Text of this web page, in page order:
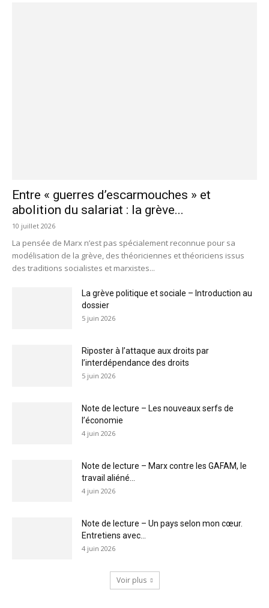
Entre « guerres d’escarmouches » et
abolition du salariat : la grève...
10 juillet 2026
La pensée de Marx n’est pas spécialement reconnue pour sa
modélisation de la grève, des théoriciennes et théoriciens issus
des traditions socialistes et marxistes...
La grève politique et sociale – Introduction au
dossier
5 juin 2026
Riposter à l’attaque aux droits par
l’interdépendance des droits
5 juin 2026
Note de lecture – Les nouveaux serfs de
l’économie
4 juin 2026
Note de lecture – Marx contre les GAFAM, le
travail aliéné...
4 juin 2026
Note de lecture – Un pays selon mon cœur.
Entretiens avec...
4 juin 2026
Voir plus